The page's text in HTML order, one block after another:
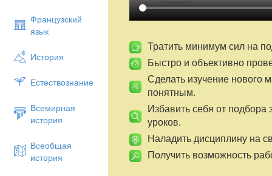
Французский
язык
История
Естествознание
Всемирная
история
Всеобщая
история
Тратить минимум сил на
Быстро и объективно
Сделать изучение нового
понятным.
Избавить себя от подбора
уроков.
Наладить дисциплину на
Получить возможность